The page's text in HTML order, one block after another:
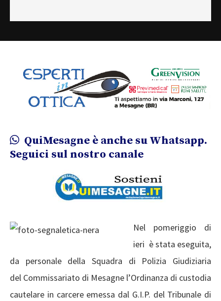
QuiMesagne è anche su Whatsapp.
Seguici sul nostro canale
Nel pomeriggio di
ieri è stata eseguita,
da personale della Squadra di Polizia Giudiziaria
del Commissariato di Mesagne l’Ordinanza di custodia
cautelare in carcere emessa dal G.I.P. del Tribunale di